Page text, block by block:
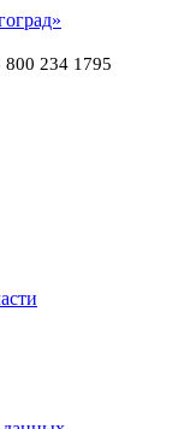
800 234 1795